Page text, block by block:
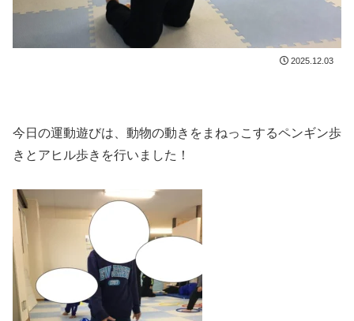
2025.12.03
今日の運動遊びは、動物の動きをまねっこするペンギン歩
きとアヒル歩きを行いました！